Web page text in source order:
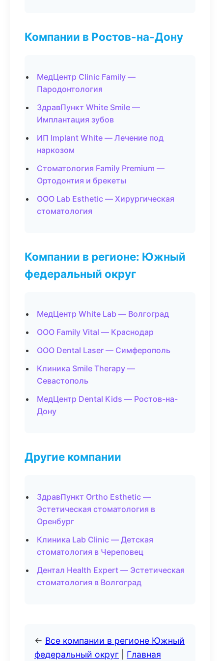
Компании в Ростов-на-Дону
МедЦентр Clinic Family —
Пародонтология
ЗдравПункт White Smile —
Имплантация зубов
ИП Implant White — Лечение под
наркозом
Стоматология Family Premium —
Ортодонтия и брекеты
ООО Lab Esthetic — Хирургическая
стоматология
Компании в регионе: Южный
федеральный округ
МедЦентр White Lab — Волгоград
ООО Family Vital — Краснодар
ООО Dental Laser — Симферополь
Клиника Smile Therapy —
Севастополь
МедЦентр Dental Kids — Ростов-на-
Дону
Другие компании
ЗдравПункт Ortho Esthetic —
Эстетическая стоматология в
Оренбург
Клиника Lab Clinic — Детская
стоматология в Череповец
Дентал Health Expert — Эстетическая
стоматология в Волгоград
← Все компании в регионе Южный
федеральный округ
Главная